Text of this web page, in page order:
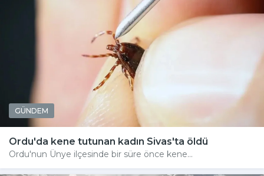
GÜNDEM
Ordu'da kene tutunan kadın Sivas'ta öldü
Ordu'nun Ünye ilçesinde bir süre önce kene...